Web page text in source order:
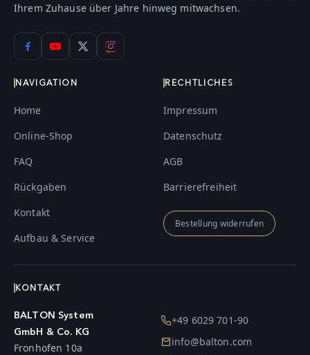
Ihrem Zuhause über Jahre hinweg mitwachsen.
NAVIGATION
Home
Online-Shop
FAQ
Rückgaben
Kontakt
Aufbau & Service
RECHTLICHES
Impressum
Datenschutz
AGB
Barrierefreiheit
Bestellung widerrufen
KONTAKT
BALTON System
GmbH & Co. KG
Fronhofen 10a
+49 6029 701-90
info@balton.com